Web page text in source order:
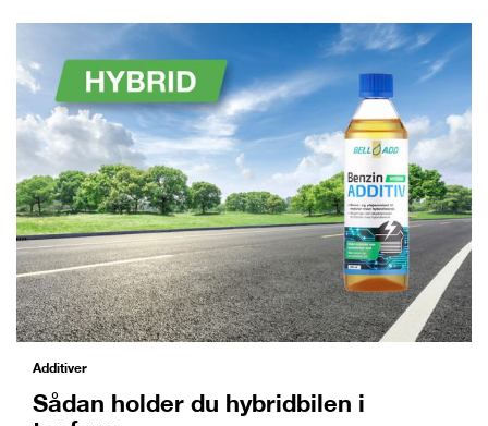
Additiver
Sådan holder du hybridbilen i